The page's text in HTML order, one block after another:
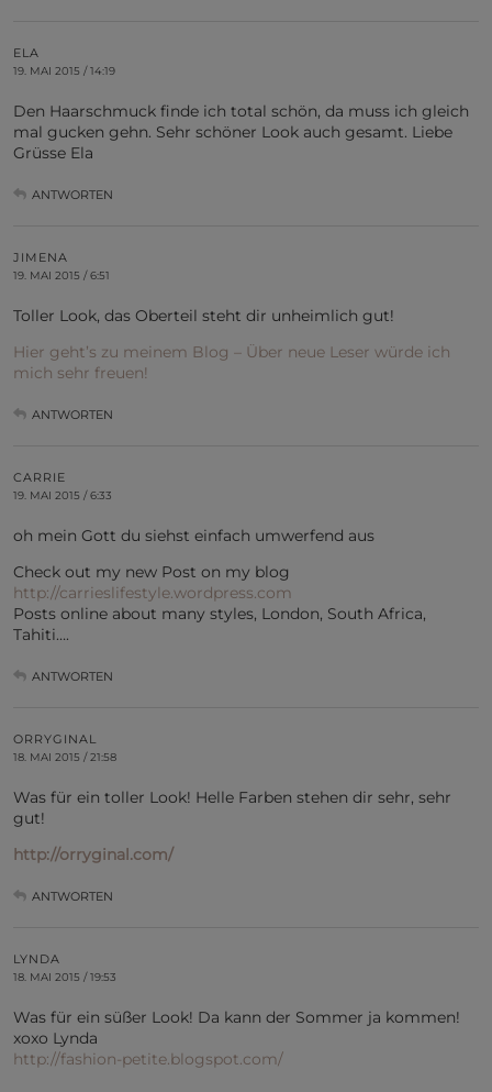
ELA
19. MAI 2015 / 14:19
Den Haarschmuck finde ich total schön, da muss ich gleich
mal gucken gehn. Sehr schöner Look auch gesamt. Liebe
Grüsse Ela
ANTWORTEN
JIMENA
19. MAI 2015 / 6:51
Toller Look, das Oberteil steht dir unheimlich gut!
Hier geht’s zu meinem Blog – Über neue Leser würde ich
mich sehr freuen!
ANTWORTEN
CARRIE
19. MAI 2015 / 6:33
oh mein Gott du siehst einfach umwerfend aus
Check out my new Post on my blog
http://carrieslifestyle.wordpress.com
Posts online about many styles, London, South Africa,
Tahiti….
ANTWORTEN
ORRYGINAL
18. MAI 2015 / 21:58
Was für ein toller Look! Helle Farben stehen dir sehr, sehr
gut!
http://orryginal.com/
ANTWORTEN
LYNDA
18. MAI 2015 / 19:53
Was für ein süßer Look! Da kann der Sommer ja kommen!
xoxo Lynda
http://fashion-petite.blogspot.com/